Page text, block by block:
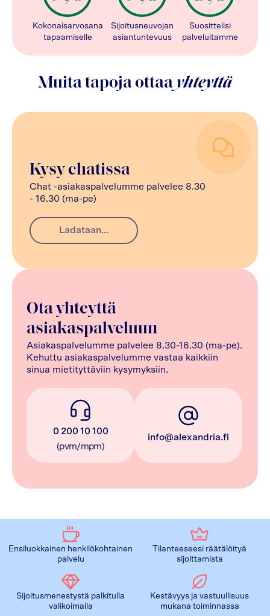
Kokonaisarvosana
tapaamiselle
Sijoitusneuvojan
asiantuntevuus
Suosittelisi
palveluitamme
Muita tapoja ottaayhteyttä
Ota yhteyttä
asiakaspalveluun
Asiakaspalvelumme palvelee 8.30-16.30 (ma-pe).
Kehuttu asiakaspalvelumme vastaa kaikkiin
sinua mietityttäviin kysymyksiin.
0 200 10 100
(pvm/mpm)
info@alexandria.fi
Kysy chatissa
Chat -asiakaspalvelumme palvelee 8.30
- 16.30 (ma-pe)
Ladataan...
Ensiluokkainen henkilökohtainen
palvelu
Tilanteeseesi räätälöityä
sijoittamista
Sijoitusmenestystä palkitulla
valikoimalla
Kestävyys ja vastuullisuus
mukana toiminnassa